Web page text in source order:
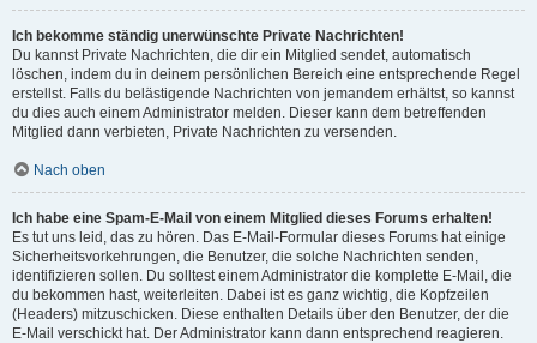
Ich bekomme ständig unerwünschte Private Nachrichten!
Du kannst Private Nachrichten, die dir ein Mitglied sendet, automatisch
löschen, indem du in deinem persönlichen Bereich eine entsprechende Regel
erstellst. Falls du belästigende Nachrichten von jemandem erhältst, so kannst
du dies auch einem Administrator melden. Dieser kann dem betreffenden
Mitglied dann verbieten, Private Nachrichten zu versenden.
Nach oben
Ich habe eine Spam-E-Mail von einem Mitglied dieses Forums erhalten!
Es tut uns leid, das zu hören. Das E-Mail-Formular dieses Forums hat einige
Sicherheitsvorkehrungen, die Benutzer, die solche Nachrichten senden,
identifizieren sollen. Du solltest einem Administrator die komplette E-Mail, die
du bekommen hast, weiterleiten. Dabei ist es ganz wichtig, die Kopfzeilen
(Headers) mitzuschicken. Diese enthalten Details über den Benutzer, der die
E-Mail verschickt hat. Der Administrator kann dann entsprechend reagieren.